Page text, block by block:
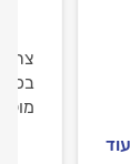
בכל
מול